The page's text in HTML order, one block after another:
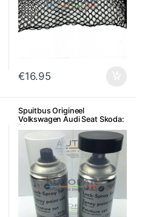
€16.95
Spuitbus Origineel
Volkswagen Audi Seat Skoda:
Diverse kleuren